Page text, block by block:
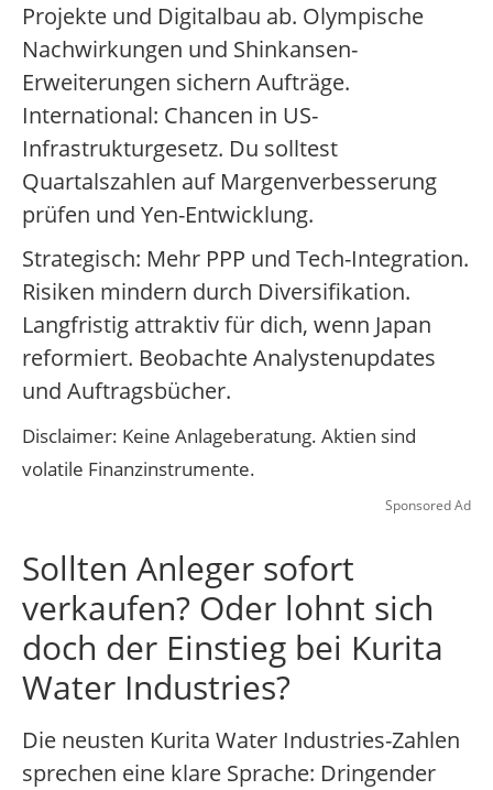
Projekte und Digitalbau ab. Olympische
Nachwirkungen und Shinkansen-
Erweiterungen sichern Aufträge.
International: Chancen in US-
Infrastrukturgesetz. Du solltest
Quartalszahlen auf Margenverbesserung
prüfen und Yen-Entwicklung.
Strategisch: Mehr PPP und Tech-Integration.
Risiken mindern durch Diversifikation.
Langfristig attraktiv für dich, wenn Japan
reformiert. Beobachte Analystenupdates
und Auftragsbücher.
Disclaimer: Keine Anlageberatung. Aktien sind
volatile Finanzinstrumente.
Sponsored Ad
Sollten Anleger sofort
verkaufen? Oder lohnt sich
doch der Einstieg bei Kurita
Water Industries?
Die neusten Kurita Water Industries-Zahlen
sprechen eine klare Sprache: Dringender